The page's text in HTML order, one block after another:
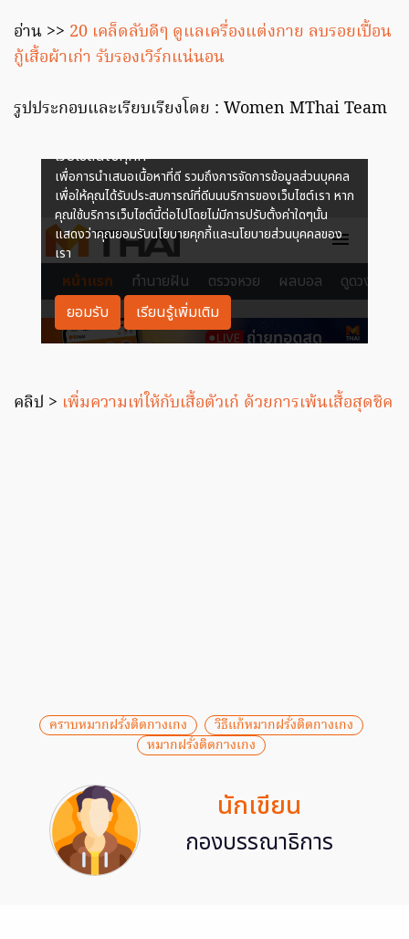
อ่าน >> 20 เคล็ดลับดีๆ ดูแลเครื่องแต่งกาย ลบรอยเปื้อน
กู้เสื้อผ้าเก่า รับรองเวิร์กแน่นอน
รูปประกอบและเรียบเรียงโดย : Women MThai Team
คลิป > เพิ่มความเท่ให้กับเสื้อตัวเก๋ ด้วยการเพ้นเสื้อสุดชิค
คราบหมากฝรั่งติดกางเกง
วิธีแก้หมากฝรั่งติดกางเกง
หมากฝรั่งติดกางเกง
นักเขียน
กองบรรณาธิการ